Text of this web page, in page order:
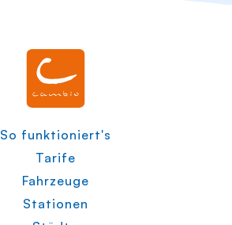
So funktioniert's
Tarife
Fahrzeuge
Stationen